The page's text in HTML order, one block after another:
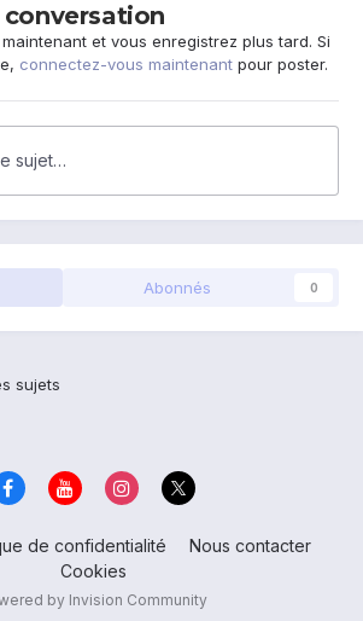
et vous enregistrez plus tard. Si
connectez-vous maintenant pour poster.
sujet…
Abonnés 0
sujets
de confidentialité
Nous contacter
Cookies
by Invision Community